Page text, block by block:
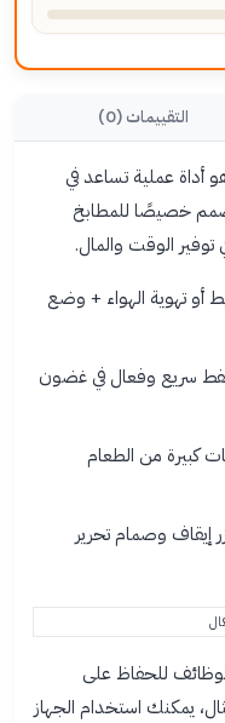
التقييمات (0)
أداة عملية تساعد في
خصيصًا للمطابخ
توفير الوقت والمال.
بسيط أو تهوية الهواء + وضع
لشفط سريع وفعال في غضون
كبيرة من الطعام
إيقاف وصمام تحرير
للحفاظ على
يمكنك استخدام الجهاز